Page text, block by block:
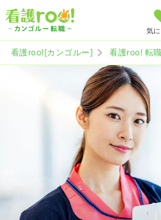
気
看護roo![カンゴルー] 看護roo! 転職